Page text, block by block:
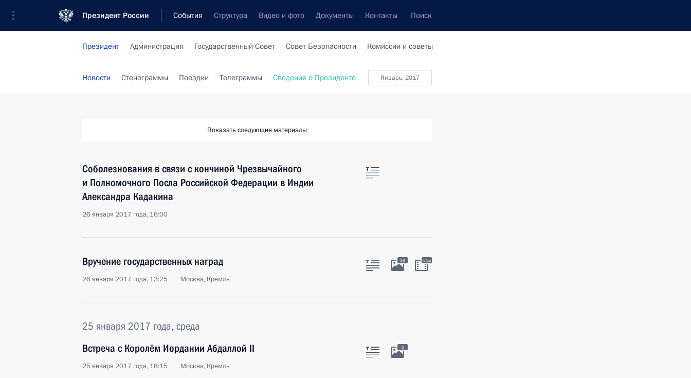
Президент России События Структура Видео и фото Документы Контакты Поиск
Президент Администрация Государственный Совет Совет Безопасности Комиссии и советы
январь, 2017
Новости Стенограммы Поездки Телеграммы Сведения о Президенте
Показать следующие материалы
Соболезнования в связи с кончиной Чрезвычайного
и Полномочного Посла Российской Федерации в Индии
Александра Кадакина
26 января 2017 года, 16:00
Вручение государственных наград
26 января 2017 года, 13:25 Москва, Кремль
36 51м
25 января 2017 года, среда
Встреча с Королём Иордании Абдаллой II
25 января 2017 года, 18:15 Москва, Кремль
5